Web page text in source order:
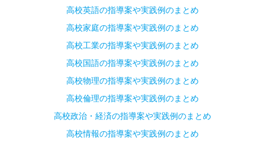
高校英語の指導案や実践例のまとめ
高校家庭の指導案や実践例のまとめ
高校工業の指導案や実践例のまとめ
高校国語の指導案や実践例のまとめ
高校物理の指導案や実践例のまとめ
高校倫理の指導案や実践例のまとめ
高校政治・経済の指導案や実践例のまとめ
高校情報の指導案や実践例のまとめ